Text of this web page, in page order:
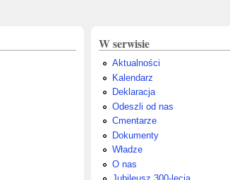
W serwisie
Aktualności
Kalendarz
Deklaracja
Odeszli od nas
Cmentarze
Dokumenty
Władze
O nas